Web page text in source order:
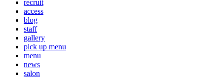
recruit
access
blog
staff
gallery
pick up menu
menu
news
salon